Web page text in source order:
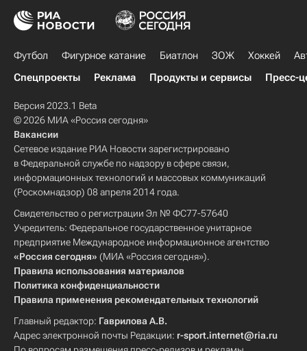
Футбол Фигурное катание Биатлон ЗОЖ Хоккей
Спецпроекты
Реклама Продукты и сервисы Пресс-
Версия 2023.1 Beta
© 2026 МИА «Россия сегодня»
Вакансии
Сетевое издание РИА Новости зарегистрировано
в Федеральной службе по надзору в сфере связи,
информационных технологий и массовых коммуникаций
(Роскомнадзор) 08 апреля 2014 года.
Свидетельство о регистрации Эл № ФС77-57640
Учредитель: Федеральное государственное унитарное
предприятие Международное информационное агентство
«Россия сегодня» (МИА «Россия сегодня»).
Правила использования материалов
Политика конфиденциальности
Правила применения рекомендательных технологий
Главный редактор: Гаврилова А.В.
Адрес электронной почты Редакции: r-sport.internet@ria.ru